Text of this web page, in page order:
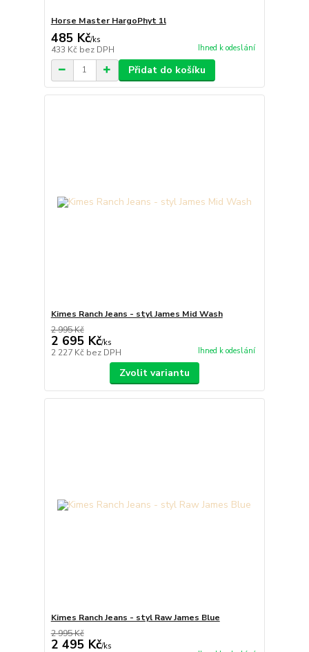
Horse Master HargoPhyt 1l
485 Kč/ks
433 Kč bez DPH Ihned k odeslání
Přidat do košíku
Kimes Ranch Jeans - styl James Mid Wash
2 995 Kč
2 695 Kč/ks
2 227 Kč bez DPH Ihned k odeslání
Zvolit variantu
Kimes Ranch Jeans - styl Raw James Blue
2 995 Kč
2 495 Kč/ks